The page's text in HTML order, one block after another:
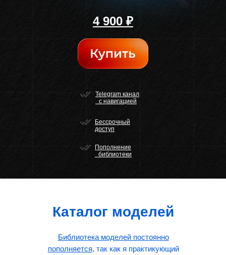
Telegram канал
с навигацией
Бессрочный
доступ
Пополнение
библиотеки
4 900 ₽
Каталог моделей
Библиотека моделей постоянно
пополняется, так как я практикующий